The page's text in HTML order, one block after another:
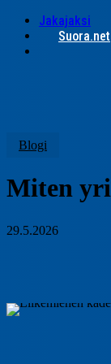
Jakajaksi
Suora.net
Blogi
Miten
29.5.2026